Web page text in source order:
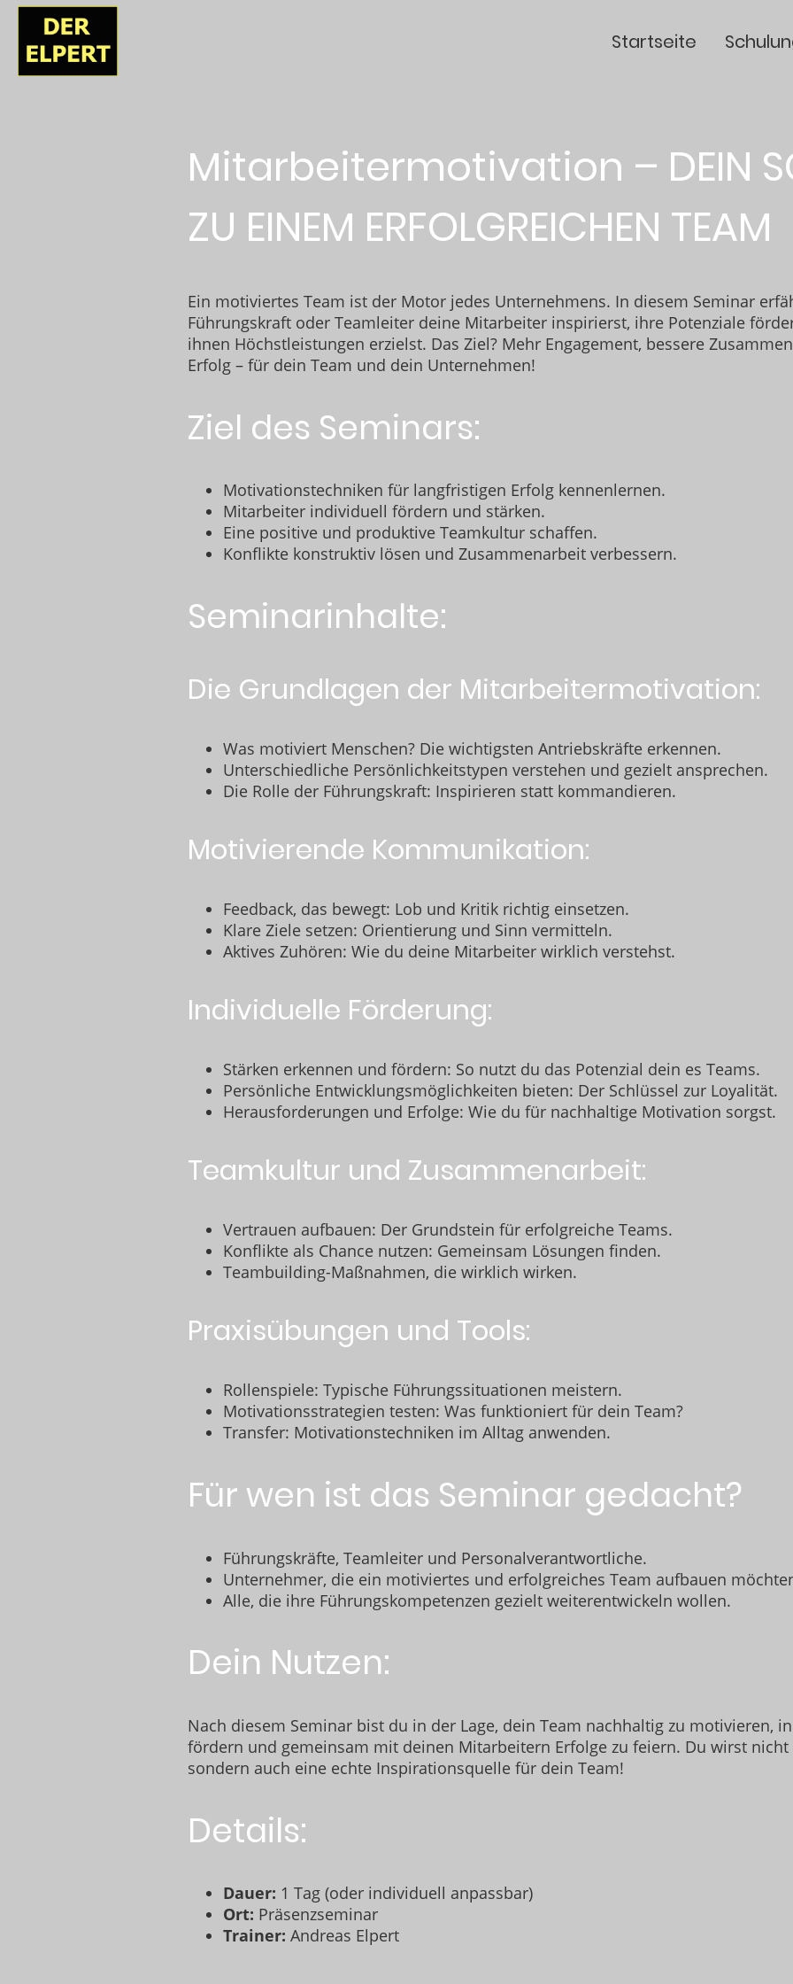
Startseite
Mitarbeitermotivation – DEIN
ZU EINEM ERFOLGREICHEN TEAM
Ein motiviertes Team ist der Motor jedes Unternehmens. In diesem Seminar
Führungskraft oder Teamleiter deine Mitarbeiter inspirierst, ihre Potenziale
ihnen Höchstleistungen erzielst. Das Ziel? Mehr Engagement, bessere
Erfolg – für dein Team und dein Unternehmen!
Ziel des Seminars:
Motivationstechniken für langfristigen Erfolg kennenlernen.
Mitarbeiter individuell fördern und stärken.
Eine positive und produktive Teamkultur schaffen.
Konflikte konstruktiv lösen und Zusammenarbeit verbessern.
Seminarinhalte:
Die Grundlagen der Mitarbeitermotivation:
Was motiviert Menschen? Die wichtigsten Antriebskräfte erkennen.
Unterschiedliche Persönlichkeitstypen verstehen und gezielt ansprechen.
Die Rolle der Führungskraft: Inspirieren statt kommandieren.
Motivierende Kommunikation:
Feedback, das bewegt: Lob und Kritik richtig einsetzen.
Klare Ziele setzen: Orientierung und Sinn vermitteln.
Aktives Zuhören: Wie du deine Mitarbeiter wirklich verstehst.
Individuelle Förderung:
Stärken erkennen und fördern: So nutzt du das Potenzial dein es Teams.
Persönliche Entwicklungsmöglichkeiten bieten: Der Schlüssel zur Loyalität.
Herausforderungen und Erfolge: Wie du für nachhaltige Motivation sorgst.
Teamkultur und Zusammenarbeit:
Vertrauen aufbauen: Der Grundstein für erfolgreiche Teams.
Konflikte als Chance nutzen: Gemeinsam Lösungen finden.
Teambuilding-Maßnahmen, die wirklich wirken.
Praxisübungen und Tools:
Rollenspiele: Typische Führungssituationen meistern.
Motivationsstrategien testen: Was funktioniert für dein Team?
Transfer: Motivationstechniken im Alltag anwenden.
Für wen ist das Seminar gedacht?
Führungskräfte, Teamleiter und Personalverantwortliche.
Unternehmer, die ein motiviertes und erfolgreiches Team aufbauen
Alle, die ihre Führungskompetenzen gezielt weiterentwickeln wollen.
Dein Nutzen:
Nach diesem Seminar bist du in der Lage, dein Team nachhaltig zu motivieren,
fördern und gemeinsam mit deinen Mitarbeitern Erfolge zu feiern. Du wirst nicht
sondern auch eine echte Inspirationsquelle für dein Team!
Details:
Dauer: 1 Tag (oder individuell anpassbar)
Ort: Präsenzseminar
Trainer: Andreas Elpert